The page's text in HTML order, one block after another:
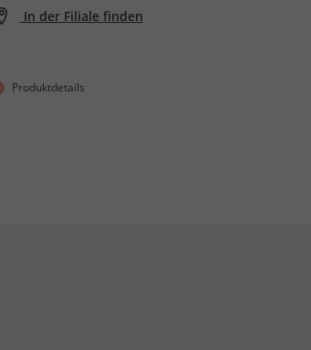
In der Filiale finden
Produktdetails